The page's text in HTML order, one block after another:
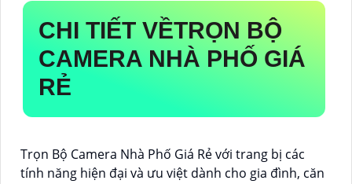
CHI TIẾT VỀTRỌN BỘ
CAMERA NHÀ PHỐ GIÁ
RẺ
Trọn Bộ Camera Nhà Phố Giá Rẻ với trang bị các
tính năng hiện đại và ưu việt dành cho gia đình, căn